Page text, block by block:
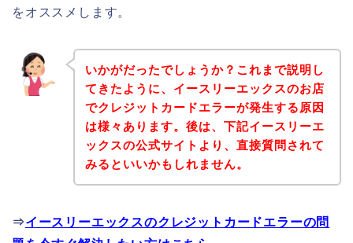
をオススメします。
いかがだったでしょうか？これまで説明し
てきたように、イースリーエックスのお店
でクレジットカードエラーが発生する原因
は様々あります。後は、下記イースリーエ
ックスの公式サイトより、直接質問されて
みるといいかもしれません。
⇒イースリーエックスのクレジットカードエラーの問